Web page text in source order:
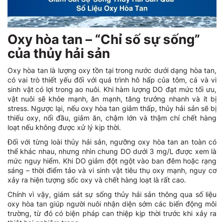
Oxy hòa tan – “Chỉ số sự sống”
của thủy hải sản
Oxy hòa tan là lượng oxy tồn tại trong nước dưới dạng hòa tan,
có vai trò thiết yếu đối với quá trình hô hấp của tôm, cá và vi
sinh vật có lợi trong ao nuôi. Khi hàm lượng DO đạt mức tối ưu,
vật nuôi sẽ khỏe mạnh, ăn mạnh, tăng trưởng nhanh và ít bị
stress. Ngược lại, nếu oxy hòa tan giảm thấp, thủy hải sản sẽ bị
thiếu oxy, nổi đầu, giảm ăn, chậm lớn và thậm chí chết hàng
loạt nếu không được xử lý kịp thời.
Đối với từng loài thủy hải sản, ngưỡng oxy hòa tan an toàn có
thể khác nhau, nhưng nhìn chung DO dưới 3 mg/L được xem là
mức nguy hiểm. Khi DO giảm đột ngột vào ban đêm hoặc rạng
sáng – thời điểm tảo và vi sinh vật tiêu thụ oxy mạnh, nguy cơ
xảy ra hiện tượng sốc oxy và chết hàng loạt là rất cao.
Chính vì vậy, giám sát sự sống thủy hải sản thông qua số liệu
oxy hòa tan giúp người nuôi nhận diện sớm các biến động môi
trường, từ đó có biện pháp can thiệp kịp thời trước khi xảy ra